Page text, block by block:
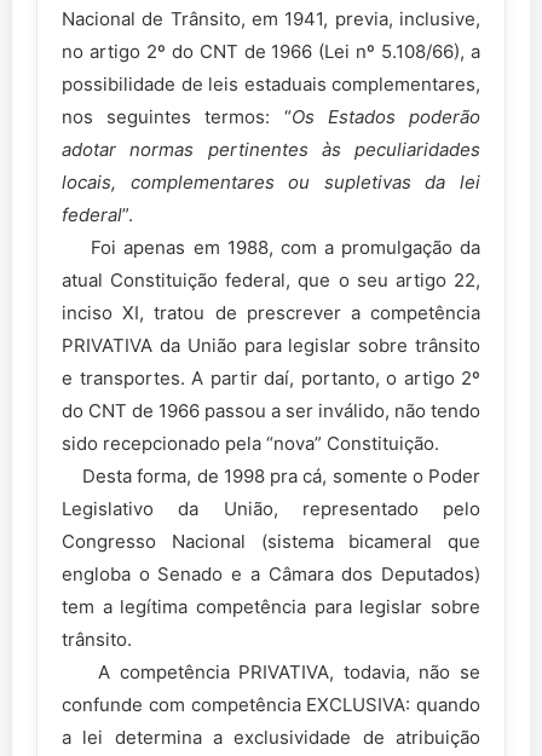
Nacional de Trânsito, em 1941, previa, inclusive,
no artigo 2º do CNT de 1966 (Lei nº 5.108/66), a
possibilidade de leis estaduais complementares,
nos seguintes termos: “Os Estados poderão
adotar normas pertinentes às peculiaridades
locais, complementares ou supletivas da lei
federal”.
Foi apenas em 1988, com a promulgação da
atual Constituição federal, que o seu artigo 22,
inciso XI, tratou de prescrever a competência
PRIVATIVA da União para legislar sobre trânsito
e transportes. A partir daí, portanto, o artigo 2º
do CNT de 1966 passou a ser inválido, não tendo
sido recepcionado pela “nova” Constituição.
Desta forma, de 1998 pra cá, somente o Poder
Legislativo da União, representado pelo
Congresso Nacional (sistema bicameral que
engloba o Senado e a Câmara dos Deputados)
tem a legítima competência para legislar sobre
trânsito.
A competência PRIVATIVA, todavia, não se
confunde com competência EXCLUSIVA: quando
a lei determina a exclusividade de atribuição